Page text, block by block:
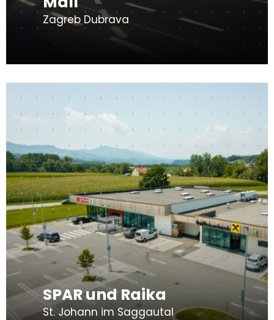
Zagreb Dubrava
SPAR und Raika
St. Johann im Saggautal